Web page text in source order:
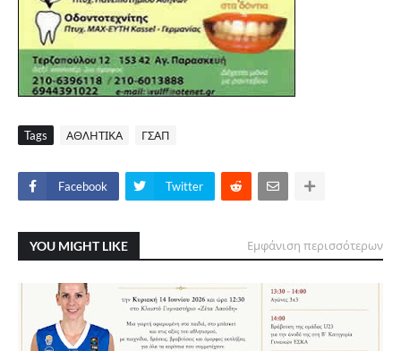
Tags ΑΘΛΗΤΙΚΑ ΓΣΑΠ
Facebook Twitter
YOU MIGHT LIKE Εμφάνιση περισσότερων